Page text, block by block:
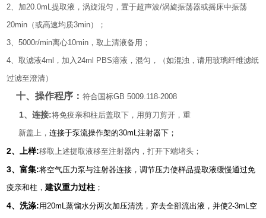
2、加20.0mL提取液，涡旋混匀，置于超声波/涡旋振荡器或摇床中振荡
20min （或高速均质3min）
；
3、5000r/min离心10min ，取上清液备用；
4、取滤液4ml ，加入24ml PBS溶液，混匀，（如混浊，请用玻璃纤维滤纸
过滤至澄清）
十、操作程序：符合国标GB 5009.118-2008
1、连接:将免疫亲和柱后盖取下，用剪刀剪开，重
新盖上， 连接于泵流操作架的30mL注射器下；
2、上样:移取上述提取液移至注射器内，打开下端堵头；
3、富集:将空气压力泵与注射器连接，调节压力使样品提取液缓慢通过免
疫亲和柱，建议重力过柱 ；
4、洗涤:用20mL蒸馏水分两次加压清洗，弃去全部流出液，并使2-3mL空